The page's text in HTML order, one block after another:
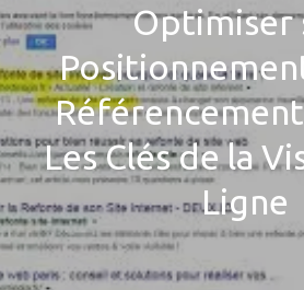
Optimiser
Les Clés de la
Ligne